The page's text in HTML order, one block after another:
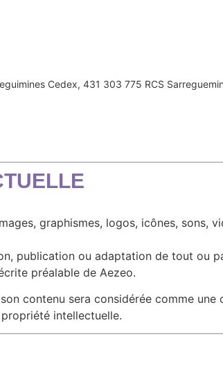
Cedex, 431 303 775 RCS
graphismes, logos, icônes,
publication ou adaptation de tout ou
préalable de Aezeo.
contenu sera considérée comme
intellectuelle.